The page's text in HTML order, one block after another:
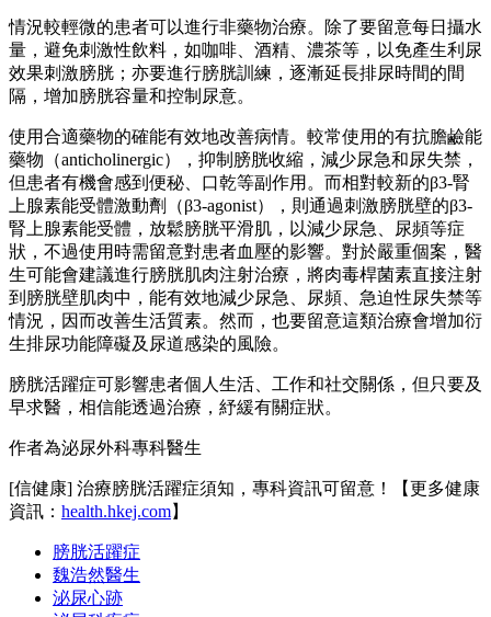
情況較輕微的患者可以進行非藥物治療。除了要留意每日攝水
量，避免刺激性飲料，如咖啡、酒精、濃茶等，以免產生利尿
效果刺激膀胱；亦要進行膀胱訓練，逐漸延長排尿時間的間
隔，增加膀胱容量和控制尿意。
使用合適藥物的確能有效地改善病情。較常使用的有抗膽鹼能
藥物（anticholinergic），抑制膀胱收縮，減少尿急和尿失禁，
但患者有機會感到便秘、口乾等副作用。而相對較新的β3-腎
上腺素能受體激動劑（β3-agonist），則通過刺激膀胱壁的β3-
腎上腺素能受體，放鬆膀胱平滑肌，以減少尿急、尿頻等症
狀，不過使用時需留意對患者血壓的影響。對於嚴重個案，醫
生可能會建議進行膀胱肌肉注射治療，將肉毒桿菌素直接注射
到膀胱壁肌肉中，能有效地減少尿急、尿頻、急迫性尿失禁等
情況，因而改善生活質素。然而，也要留意這類治療會增加衍
生排尿功能障礙及尿道感染的風險。
膀胱活躍症可影響患者個人生活、工作和社交關係，但只要及
早求醫，相信能透過治療，紓緩有關症狀。
作者為泌尿外科專科醫生
[信健康] 治療膀胱活躍症須知，專科資訊可留意！【更多健康
資訊： health.hkej.com】
膀胱活躍症
魏浩然醫生
泌尿心跡